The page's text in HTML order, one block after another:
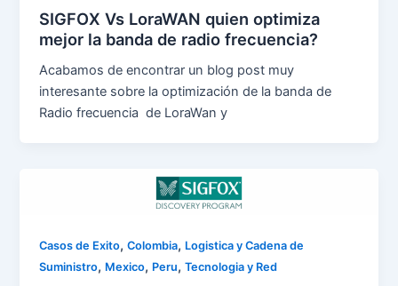
SIGFOX Vs LoraWAN quien optimiza
mejor la banda de radio frecuencia?
Acabamos de encontrar un blog post muy
interesante sobre la optimización de la banda de
Radio frecuencia de LoraWan y
Casos de Exito,Colombia, Logistica y Cadena de
Suministro, Mexico, Peru,Tecnologia y Red